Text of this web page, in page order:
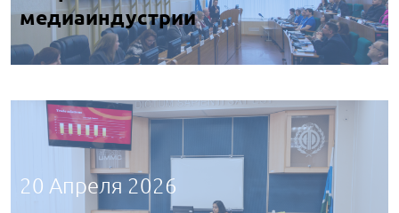
медиаиндустрии
20 Апреля 2026